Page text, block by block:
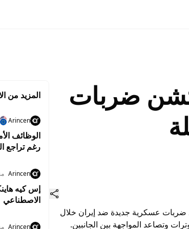
ضربات
ضربات عسكرية جديدة ضد إيران خلال
وتصاعد المواجهة بين الجانبين.
المزيد من
Arincen
رغم تراجع
Arincen
الاصطناعي
Arincen